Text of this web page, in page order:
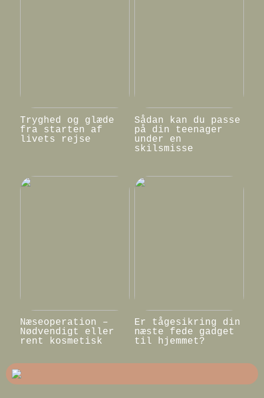
Tryghed og glæde
fra starten af
livets rejse
Sådan kan du passe
på din teenager
under en
skilsmisse
Næseoperation –
Nødvendigt eller
rent kosmetisk
Er tågesikring din
næste fede gadget
til hjemmet?